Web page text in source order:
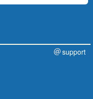
support